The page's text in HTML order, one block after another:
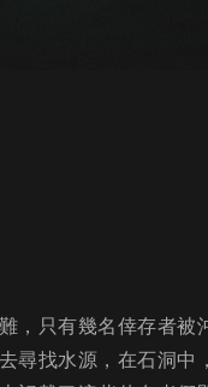
，只有幾名倖存者被
尋找水源，在石洞中